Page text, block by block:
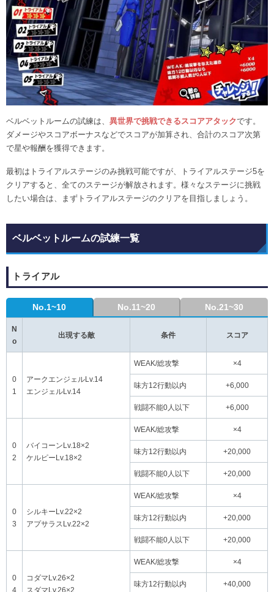
ベルベットルームの試練は、 異世界で挑戦できるスコアアタックです。
ダメージやスコアボーナスなどでスコアが加算され、合計のスコア次第
で星や報酬を獲得できます。
最初はトライアルステージのみ挑戦可能ですが、トライアルステージ5を
クリアすると、全てのステージが解放されます。様々なステージに挑戦
したい場合は、まずトライアルステージのクリアを目指しましょう。
ベルベットルームの試練一覧
トライアル
No.1~10 No.11~20 No.21~30
N
o
出現する敵 条件 スコア
0
1
アークエンジェルLv.14
エンジェルLv.14
WEAK/総攻撃 ×4
味方12行動以内 +6,000
戦闘不能0人以下 +6,000
0
2
バイコーンLv.18×2
ケルピーLv.18×2
WEAK/総攻撃 ×4
味方12行動以内 +20,000
戦闘不能0人以下 +20,000
0
3
シルキーLv.22×2
アプサラスLv.22×2
WEAK/総攻撃 ×4
味方12行動以内 +20,000
戦闘不能0人以下 +20,000
0
4
コダマLv.26×2
スダマLv.26×2
WEAK/総攻撃 ×4
味方12行動以内 +40,000